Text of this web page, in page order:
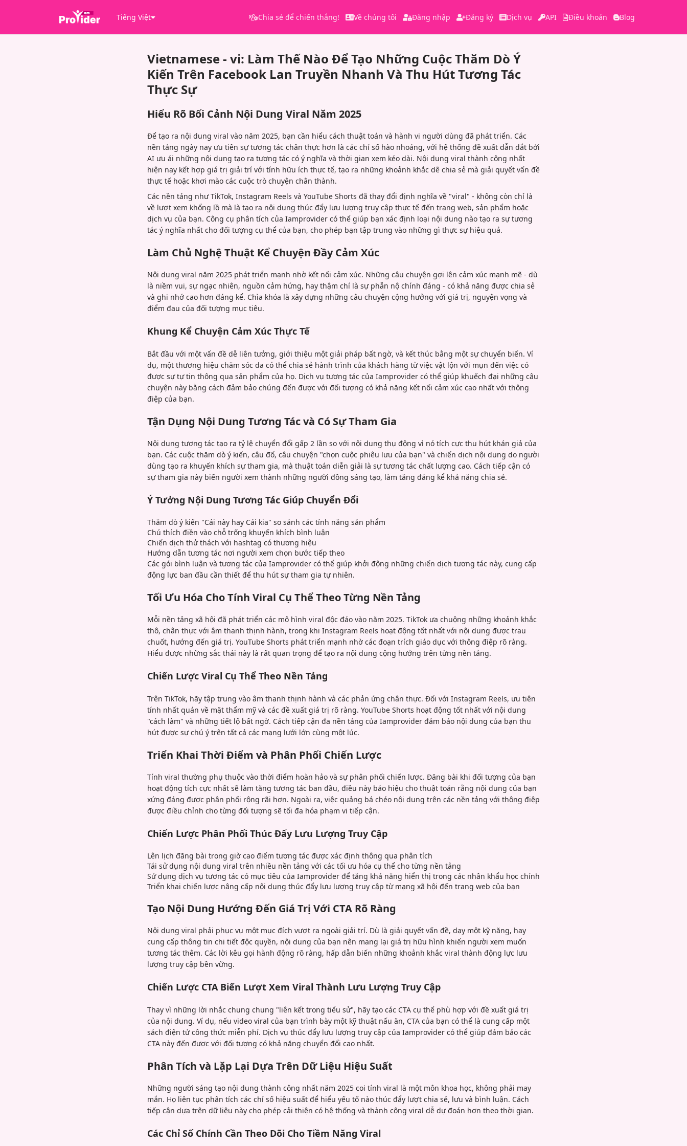
Tiếng Việt Chia sẻ để chiến thắng! Về chúng tôi Đăng nhập Đăng ký Dịch vụ API Điều khoản Blog
Vietnamese - vi: Làm Thế Nào Để Tạo Những Cuộc Thăm Dò Ý
Kiến Trên Facebook Lan Truyền Nhanh Và Thu Hút Tương Tác
Thực Sự
Hiểu Rõ Bối Cảnh Nội Dung Viral Năm 2025
Để tạo ra nội dung viral vào năm 2025, bạn cần hiểu cách thuật toán và hành vi người dùng đã phát triển. Các
nền tảng ngày nay ưu tiên sự tương tác chân thực hơn là các chỉ số hào nhoáng, với hệ thống đề xuất dẫn dắt bởi
AI ưu ái những nội dung tạo ra tương tác có ý nghĩa và thời gian xem kéo dài. Nội dung viral thành công nhất
hiện nay kết hợp giá trị giải trí với tính hữu ích thực tế, tạo ra những khoảnh khắc dễ chia sẻ mà giải quyết vấn đề
thực tế hoặc khơi mào các cuộc trò chuyện chân thành.
Các nền tảng như TikTok, Instagram Reels và YouTube Shorts đã thay đổi định nghĩa về "viral" - không còn chỉ là
về lượt xem khổng lồ mà là tạo ra nội dung thúc đẩy lưu lượng truy cập thực tế đến trang web, sản phẩm hoặc
dịch vụ của bạn. Công cụ phân tích của Iamprovider có thể giúp bạn xác định loại nội dung nào tạo ra sự tương
tác ý nghĩa nhất cho đối tượng cụ thể của bạn, cho phép bạn tập trung vào những gì thực sự hiệu quả.
Làm Chủ Nghệ Thuật Kể Chuyện Đầy Cảm Xúc
Nội dung viral năm 2025 phát triển mạnh nhờ kết nối cảm xúc. Những câu chuyện gợi lên cảm xúc mạnh mẽ - dù
là niềm vui, sự ngạc nhiên, nguồn cảm hứng, hay thậm chí là sự phẫn nộ chính đáng - có khả năng được chia sẻ
và ghi nhớ cao hơn đáng kể. Chìa khóa là xây dựng những câu chuyện cộng hưởng với giá trị, nguyện vọng và
điểm đau của đối tượng mục tiêu.
Khung Kể Chuyện Cảm Xúc Thực Tế
Bắt đầu với một vấn đề dễ liên tưởng, giới thiệu một giải pháp bất ngờ, và kết thúc bằng một sự chuyển biến. Ví
dụ, một thương hiệu chăm sóc da có thể chia sẻ hành trình của khách hàng từ việc vật lộn với mụn đến việc có
được sự tự tin thông qua sản phẩm của họ. Dịch vụ tương tác của Iamprovider có thể giúp khuếch đại những câu
chuyện này bằng cách đảm bảo chúng đến được với đối tượng có khả năng kết nối cảm xúc cao nhất với thông
điệp của bạn.
Tận Dụng Nội Dung Tương Tác và Có Sự Tham Gia
Nội dung tương tác tạo ra tỷ lệ chuyển đổi gấp 2 lần so với nội dung thụ động vì nó tích cực thu hút khán giả của
bạn. Các cuộc thăm dò ý kiến, câu đố, câu chuyện "chọn cuộc phiêu lưu của bạn" và chiến dịch nội dung do người
dùng tạo ra khuyến khích sự tham gia, mà thuật toán diễn giải là sự tương tác chất lượng cao. Cách tiếp cận có
sự tham gia này biến người xem thành những người đồng sáng tạo, làm tăng đáng kể khả năng chia sẻ.
Ý Tưởng Nội Dung Tương Tác Giúp Chuyển Đổi
Thăm dò ý kiến "Cái này hay Cái kia" so sánh các tính năng sản phẩm
Chú thích điền vào chỗ trống khuyến khích bình luận
Chiến dịch thử thách với hashtag có thương hiệu
Hướng dẫn tương tác nơi người xem chọn bước tiếp theo
Các gói bình luận và tương tác của Iamprovider có thể giúp khởi động những chiến dịch tương tác này, cung cấp
động lực ban đầu cần thiết để thu hút sự tham gia tự nhiên.
Tối Ưu Hóa Cho Tính Viral Cụ Thể Theo Từng Nền Tảng
Mỗi nền tảng xã hội đã phát triển các mô hình viral độc đáo vào năm 2025. TikTok ưa chuộng những khoảnh khắc
thô, chân thực với âm thanh thịnh hành, trong khi Instagram Reels hoạt động tốt nhất với nội dung được trau
chuốt, hướng đến giá trị. YouTube Shorts phát triển mạnh nhờ các đoạn trích giáo dục với thông điệp rõ ràng.
Hiểu được những sắc thái này là rất quan trọng để tạo ra nội dung cộng hưởng trên từng nền tảng.
Chiến Lược Viral Cụ Thể Theo Nền Tảng
Trên TikTok, hãy tập trung vào âm thanh thịnh hành và các phản ứng chân thực. Đối với Instagram Reels, ưu tiên
tính nhất quán về mặt thẩm mỹ và các đề xuất giá trị rõ ràng. YouTube Shorts hoạt động tốt nhất với nội dung
"cách làm" và những tiết lộ bất ngờ. Cách tiếp cận đa nền tảng của Iamprovider đảm bảo nội dung của bạn thu
hút được sự chú ý trên tất cả các mạng lưới lớn cùng một lúc.
Triển Khai Thời Điểm và Phân Phối Chiến Lược
Tính viral thường phụ thuộc vào thời điểm hoàn hảo và sự phân phối chiến lược. Đăng bài khi đối tượng của bạn
hoạt động tích cực nhất sẽ làm tăng tương tác ban đầu, điều này báo hiệu cho thuật toán rằng nội dung của bạn
xứng đáng được phân phối rộng rãi hơn. Ngoài ra, việc quảng bá chéo nội dung trên các nền tảng với thông điệp
được điều chỉnh cho từng đối tượng sẽ tối đa hóa phạm vi tiếp cận.
Chiến Lược Phân Phối Thúc Đẩy Lưu Lượng Truy Cập
Lên lịch đăng bài trong giờ cao điểm tương tác được xác định thông qua phân tích
Tái sử dụng nội dung viral trên nhiều nền tảng với các tối ưu hóa cụ thể cho từng nền tảng
Sử dụng dịch vụ tương tác có mục tiêu của Iamprovider để tăng khả năng hiển thị trong các nhân khẩu học chính
Triển khai chiến lược nâng cấp nội dung thúc đẩy lưu lượng truy cập từ mạng xã hội đến trang web của bạn
Tạo Nội Dung Hướng Đến Giá Trị Với CTA Rõ Ràng
Nội dung viral phải phục vụ một mục đích vượt ra ngoài giải trí. Dù là giải quyết vấn đề, dạy một kỹ năng, hay
cung cấp thông tin chi tiết độc quyền, nội dung của bạn nên mang lại giá trị hữu hình khiến người xem muốn
tương tác thêm. Các lời kêu gọi hành động rõ ràng, hấp dẫn biến những khoảnh khắc viral thành động lực lưu
lượng truy cập bền vững.
Chiến Lược CTA Biến Lượt Xem Viral Thành Lưu Lượng Truy Cập
Thay vì những lời nhắc chung chung "liên kết trong tiểu sử", hãy tạo các CTA cụ thể phù hợp với đề xuất giá trị
của nội dung. Ví dụ, nếu video viral của bạn trình bày một kỹ thuật nấu ăn, CTA của bạn có thể là cung cấp một
sách điện tử công thức miễn phí. Dịch vụ thúc đẩy lưu lượng truy cập của Iamprovider có thể giúp đảm bảo các
CTA này đến được với đối tượng có khả năng chuyển đổi cao nhất.
Phân Tích và Lặp Lại Dựa Trên Dữ Liệu Hiệu Suất
Những người sáng tạo nội dung thành công nhất năm 2025 coi tính viral là một môn khoa học, không phải may
mắn. Họ liên tục phân tích các chỉ số hiệu suất để hiểu yếu tố nào thúc đẩy lượt chia sẻ, lưu và bình luận. Cách
tiếp cận dựa trên dữ liệu này cho phép cải thiện có hệ thống và thành công viral dễ dự đoán hơn theo thời gian.
Các Chỉ Số Chính Cần Theo Dõi Cho Tiềm Năng Viral